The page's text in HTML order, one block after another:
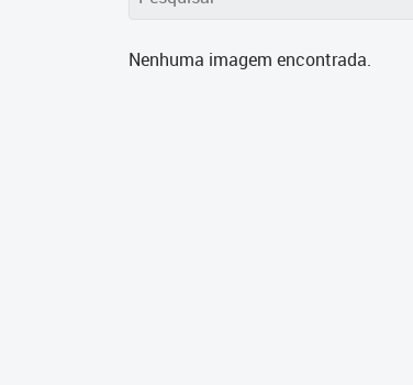
Nenhuma imagem encontrada.